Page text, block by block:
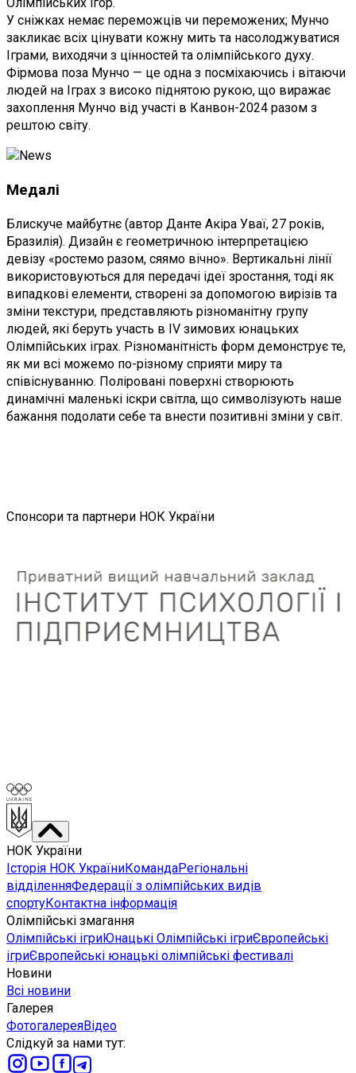
Олімпійських ігор.
У сніжках немає переможців чи переможених; Мунчо
закликає всіх цінувати кожну мить та насолоджуватися
Іграми, виходячи з цінностей та олімпійського духу.
Фірмова поза Мунчо — це одна з посміхаючись і вітаючи
людей на Іграх з високо піднятою рукою, що виражає
захоплення Мунчо від участі в Канвон-2024 разом з
рештою світу.
Медалі
Блискуче майбутнє (автор Данте Акіра Уваї, 27 років,
Бразилія). Дизайн є геометричною інтерпретацією
девізу «ростемо разом, сяямо вічно». Вертикальні лінії
використовуються для передачі ідеї зростання, тоді як
випадкові елементи, створені за допомогою вирізів та
зміни текстури, представляють різноманітну групу
людей, які беруть участь в IV зимових юнацьких
Олімпійських іграх. Різноманітність форм демонструє те,
як ми всі можемо по-різному сприяти миру та
співіснуванню. Поліровані поверхні створюють
динамічні маленькі іскри світла, що символізують наше
бажання подолати себе та внести позитивні зміни у світ.
Спонсори та партнери НОК України
НОК України
Історія НОК УкраїниКомандаРегіональні
відділенняФедерації з олімпійських видів
спортуКонтактна інформація
Олімпійські змагання
Олімпійські ігриЮнацькі Олімпійські ігриЄвропейські
ігриЄвропейські юнацькі олімпійські фестивалі
Новини
Всі новини
Галерея
ФотогалереяВідео
Слідкуй за нами тут: